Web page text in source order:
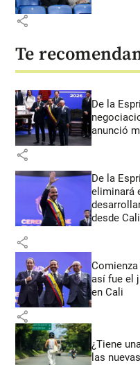
share
Te
De la
anunció
share
De la
eliminará
desde Cali
share
así fue el
en Cali
share
¿Tiene
las